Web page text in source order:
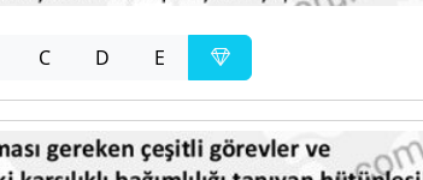
C D E